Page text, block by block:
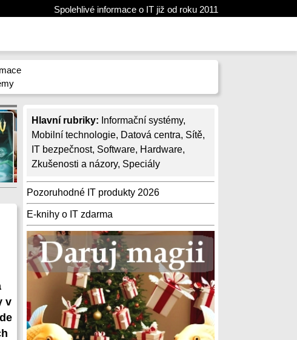
Spolehlivé informace o IT již od roku 2011
Hlavní rubriky: Informační systémy,
Mobilní technologie, Datová centra, Sítě,
IT bezpečnost, Software, Hardware,
Zkušenosti a názory, Speciály
Pozoruhodné IT produkty 2026
E-knihy o IT zdarma
v